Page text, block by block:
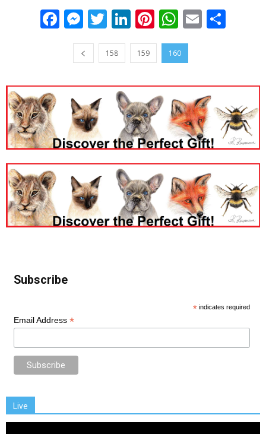
Facebook
Messenger
Twitter
LinkedIn
Pinterest
WhatsApp
Email
158 159 160
Subscribe
* indicates required
Email Address *
Live